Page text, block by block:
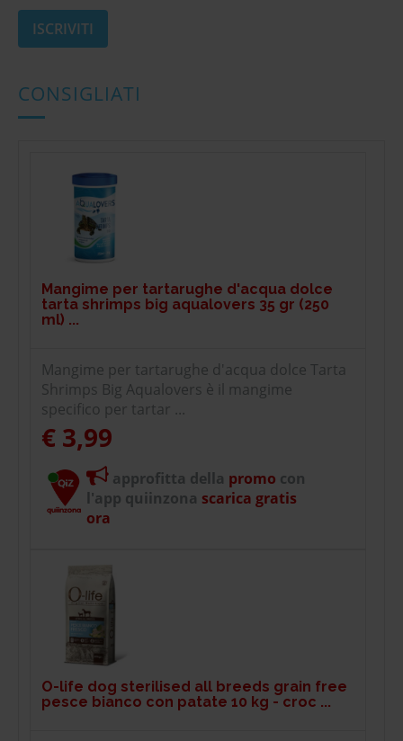
CONSIGLIATI
Mangime per tartarughe d'acqua dolce
tarta shrimps big aqualovers 35 gr (250
ml) ...
Mangime per tartarughe d'acqua dolce Tarta
Shrimps Big Aqualovers è il mangime
specifico per tartar ...
€ 3,99
approfitta della promo con
l'app quiinzona scarica gratis
ora
O-life dog sterilised all breeds grain free
pesce bianco con patate 10 kg - croc ...